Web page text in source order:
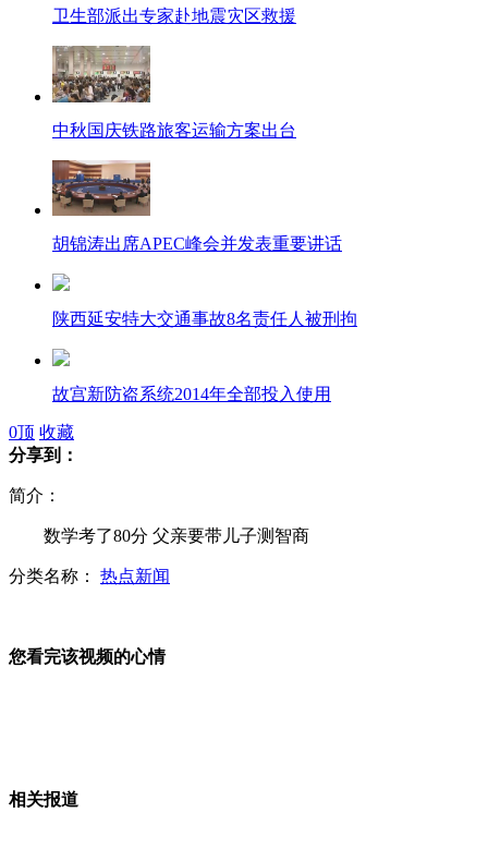
卫生部派出专家赴地震灾区救援
中秋国庆铁路旅客运输方案出台
胡锦涛出席APEC峰会并发表重要讲话
陕西延安特大交通事故8名责任人被刑拘
故宫新防盗系统2014年全部投入使用
数学考了80分 父亲要带儿子测智商
0顶 收藏
分享到：
简介：
数学考了80分 父亲要带儿子测智商
分类名称： 热点新闻
您看完该视频的心情
相关报道